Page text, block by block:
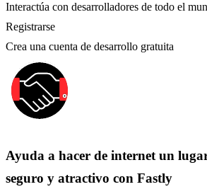
Interactúa con desarrolladores de todo el
Registrarse
Crea una cuenta de desarrollo gratuita
Ayuda a hacer de internet un
seguro y atractivo con Fastly